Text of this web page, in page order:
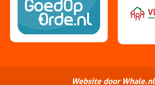
Website door Whale.nl